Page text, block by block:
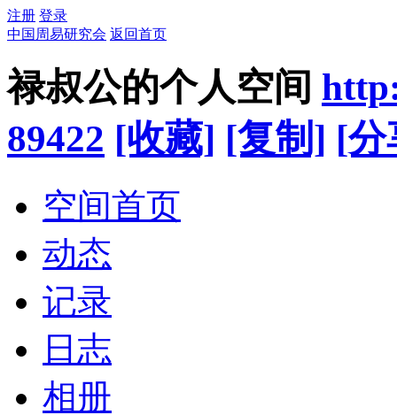
注册 登录
中国周易研究会 返回首页
禄叔公的个人空间
89422 [收藏] [复制] [分
空间首页
动态
记录
日志
相册